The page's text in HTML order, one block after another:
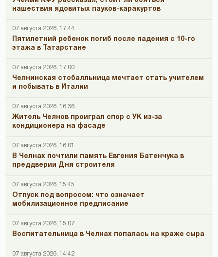
нашествия ядовитых пауков-каракуртов
07 августа 2026, 17:44
Пятилетний ребенок погиб после падения с 10-го
этажа в Татарстане
07 августа 2026, 17:00
Челнинская стобалльница мечтает стать учителем
и побывать в Италии
07 августа 2026, 16:36
Житель Челнов проиграл спор с УК из-за
кондиционера на фасаде
07 августа 2026, 16:01
В Челнах почтили память Евгения Батенчука в
преддверии Дня строителя
07 августа 2026, 15:45
Отпуск под вопросом: что означает
мобилизационное предписание
07 августа 2026, 15:07
Воспитательница в Челнах попалась на краже сыра
07 августа 2026, 14:42